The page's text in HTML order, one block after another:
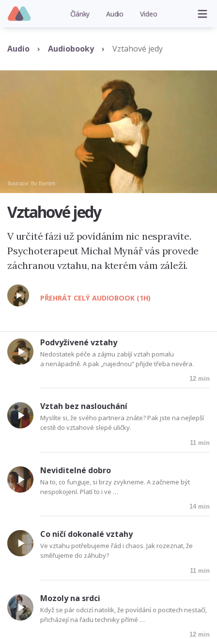
Články Audio Video
Audio Audiobooky Vztahové jedy
Ilustrace: Bo Bartlett
Vztahové jedy
V určité fázi už povídáním nic nespravíte.
Psychoterapeut Michal Mynář vás provede
záchranou vztahu, na kterém vám záleží.
PŘEHRÁT CELÝ AUDIOBOOK (1H)
Podvyživené vztahy
Nedostatek péče a zájmu zabíjí vztah pomalu
a nenápadně. A pak „najednou“ přijde třeba nevěra.
12 min
Vztah bez naslouchání
Myslíte si, že svého partnera znáte? Pak jste na nejlepší
cestě do vztahové slepé uličky.
11 min
Neviditelné dobro
Na to, co funguje, si brzy zvykneme. A začneme být
nespokojení. Platí to i ve …
14 min
Co ničí dokonalé vztahy
Ve vztahu potřebujeme řád i chaos. Jak rozeznat, že
směřujeme do záhuby?
11 min
Mozoly na srdci
Když se pár odcizí natolik, že povídání o pocitech nestačí,
přicházejí na řadu techniky přímé …
12 min